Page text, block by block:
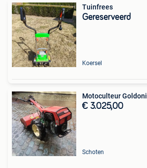
Tuinfrees
Gereserveerd
Koersel
Motoculteur Goldoni
€ 3.025,00
Schoten